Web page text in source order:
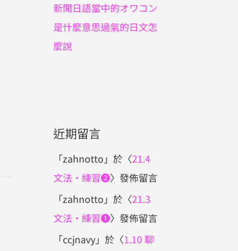
新聞日語當中的オワコン
是什麼意思過氣的日文怎
麼說
近期留言
「zahnotto 」於〈21.4
文法・練習❷〉發佈留言
「zahnotto 」於〈21.3
文法・練習❶〉發佈留言
「ccjnavy」於〈1.10 聊